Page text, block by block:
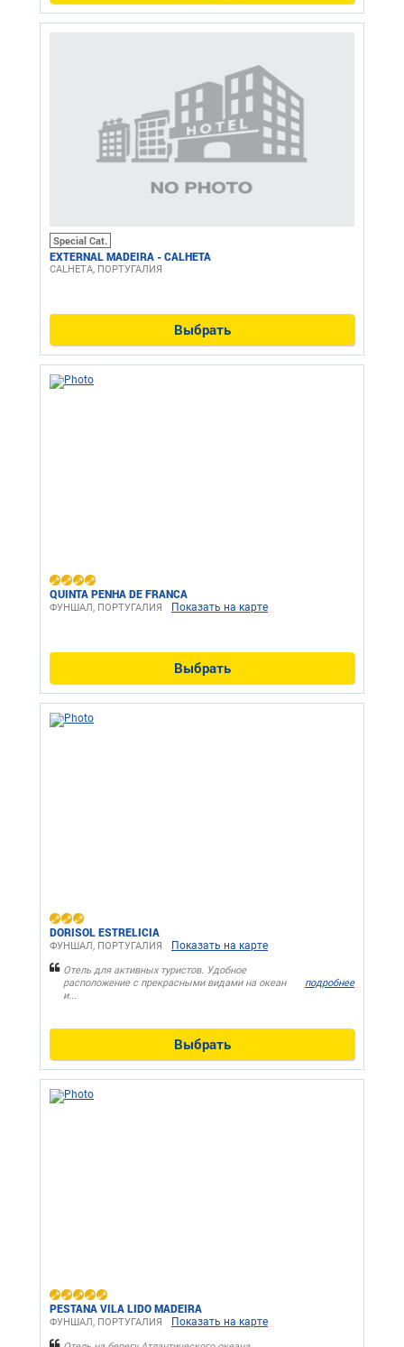
Special Cat.
EXTERNAL MADEIRA - CALHETA
CALHETA, ПОРТУГАЛИЯ
Выбрать
QUINTA PENHA DE FRANCA
ФУНШАЛ, ПОРТУГАЛИЯ Показать на карте
Выбрать
DORISOL ESTRELICIA
ФУНШАЛ, ПОРТУГАЛИЯ Показать на карте
Отель для активных туристов. Удобное
расположение с прекрасными видами на океан
и...
подробнее
Выбрать
PESTANA VILA LIDO MADEIRA
ФУНШАЛ, ПОРТУГАЛИЯ Показать на карте